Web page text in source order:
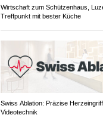
Wirtschaft zum Schützenhaus,
Treffpunkt mit bester Küche
Swiss Ablation: Präzise
Videotechnik